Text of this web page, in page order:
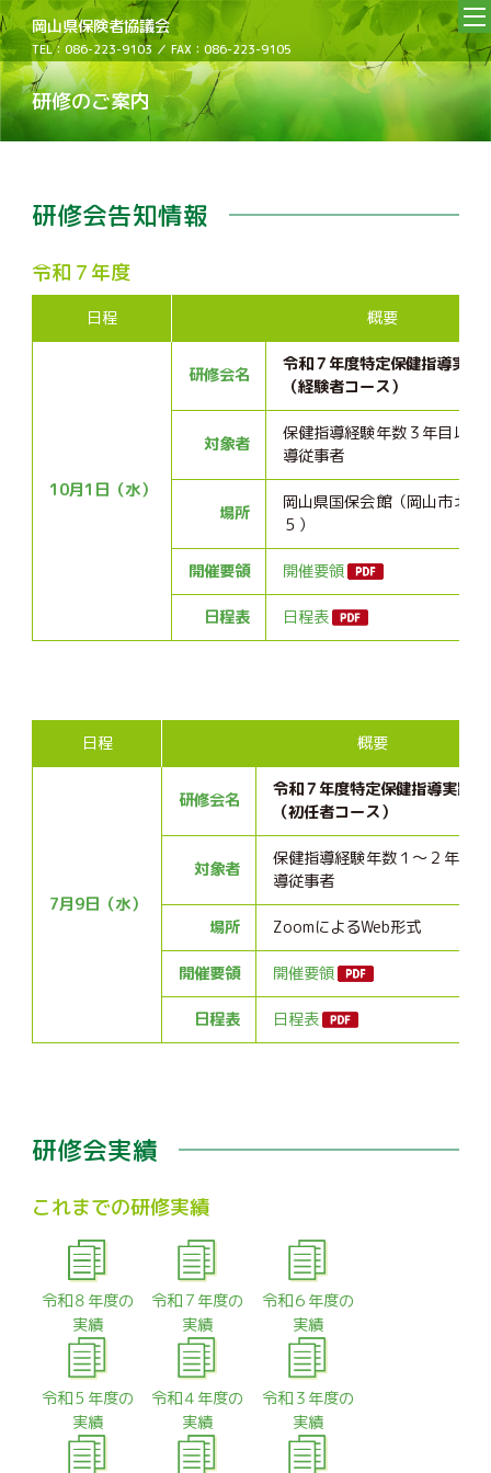
岡山県保険者協議会
TEL：086-223-9103 ／ FAX：086-223-9105
研修のご案内
研修会告知情報
令和７年度
日程 概要
10月1日（水）
研修会名
令和７年度特定保健指導実践
（経験者コース）
対象者
保健指導経験年数３年目以上
導従事者
場所
岡山県国保会館（岡山市北区
５）
開催要領 開催要領
日程表 日程表
日程 概要
7月9日（水）
研修会名
令和７年度特定保健指導実践
（初任者コース）
対象者
保健指導経験年数１～２年目
導従事者
場所 ZoomによるWeb形式
開催要領 開催要領
日程表 日程表
研修会実績
これまでの研修実績
令和８年度の
実績
令和７年度の
実績
令和６年度の
実績
令和５年度の
実績
令和４年度の
実績
令和３年度の
実績